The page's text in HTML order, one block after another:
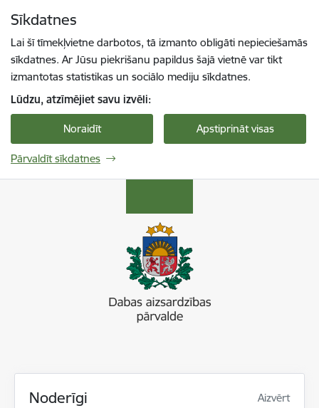
Sīkdatnes
Lai šī tīmekļvietne darbotos, tā izmanto obligāti nepieciešamās
sīkdatnes. Ar Jūsu piekrišanu papildus šajā vietnē var tikt
izmantotas statistikas un sociālo mediju sīkdatnes.
Lūdzu, atzīmējiet savu izvēli:
Noraidīt Apstiprināt visas
Pārvaldīt sīkdatnes
Noderīgi Aizvērt